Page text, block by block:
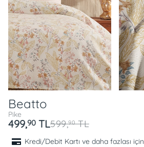
Beatto
Pike
599,90 TL
499,90 TL
Kredi/Debit Kartı ve daha fazlası için